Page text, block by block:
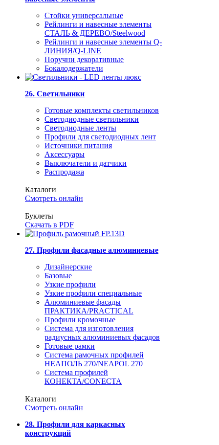
Стойки универсальные
Рейлинги и навесные элементы
СТАЛЬ & ДЕРЕВО/Steelwood
Рейлинги и навесные элементы Q-
ЛИНИЯ/Q-LINE
Поручни декоративные
Бокалодержатели
26. Светильники
Готовые комплекты светильников
Светодиодные светильники
Светодиодные ленты
Профили для светодиодных лент
Источники питания
Аксессуары
Выключатели и датчики
Распродажа
Каталоги
Смотреть онлайн
Буклеты
Скачать в PDF
27. Профили фасадные алюминиевые
Дизайнерские
Базовые
Узкие профили
Узкие профили специальные
Алюминиевые фасады
ПРАКТИКА/PRACTICAL
Профили кромочные
Система для изготовления
радиусных алюминиевых фасадов
Готовые рамки
Система рамочных профилей
НЕАПОЛЬ 270/NEAPOL 270
Система профилей
КОНЕКТА/CONECTA
Каталоги
Смотреть онлайн
28. Профили для каркасных
конструкций